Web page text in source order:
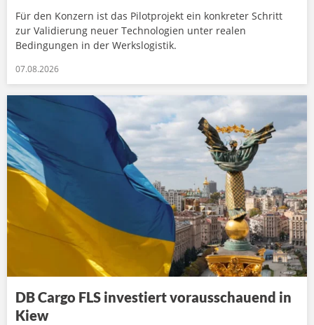
Für den Konzern ist das Pilotprojekt ein konkreter Schritt
zur Validierung neuer Technologien unter realen
Bedingungen in der Werkslogistik.
07.08.2026
DB Cargo FLS investiert vorausschauend in
Kiew